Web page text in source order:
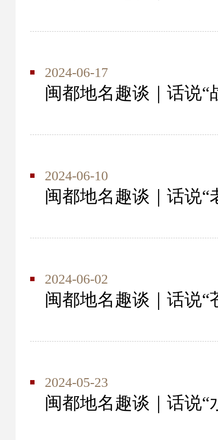
2024-06-17
闽都地名趣谈｜话说“
2024-06-10
闽都地名趣谈｜话说“
2024-06-02
闽都地名趣谈｜话说“
2024-05-23
闽都地名趣谈｜话说“